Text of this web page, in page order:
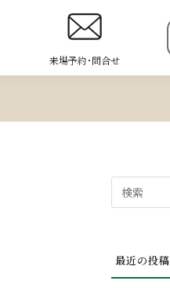
来場予約･問合せ
索
最近の投稿